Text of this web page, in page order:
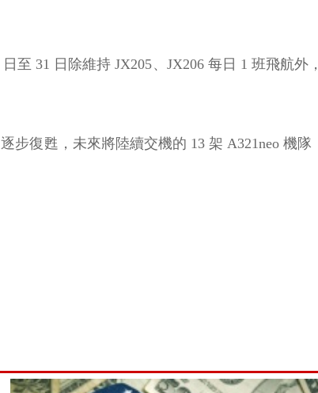
至 31 日除維持 JX205、JX206 每日 1 班飛航
步復甦，未來將陸續交機的 13 架 A321neo 機